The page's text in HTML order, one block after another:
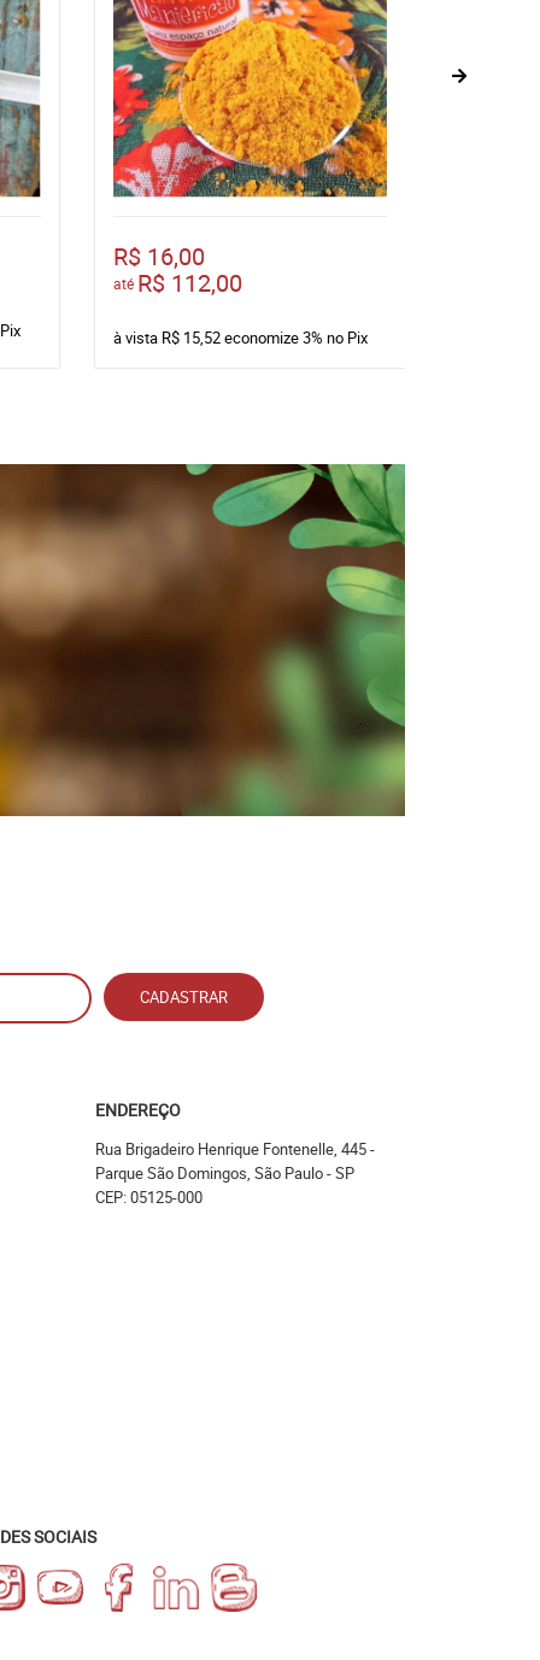
R$ 16,00
até R$ 112,00
à vista R$ 15,52economize3% no Pix
CADASTRAR
ENDEREÇO
Rua Brigadeiro Henrique Fontenelle, 445-
Parque São Domingos, São Paulo-SP
CEP: 05125-000
SOCIAIS